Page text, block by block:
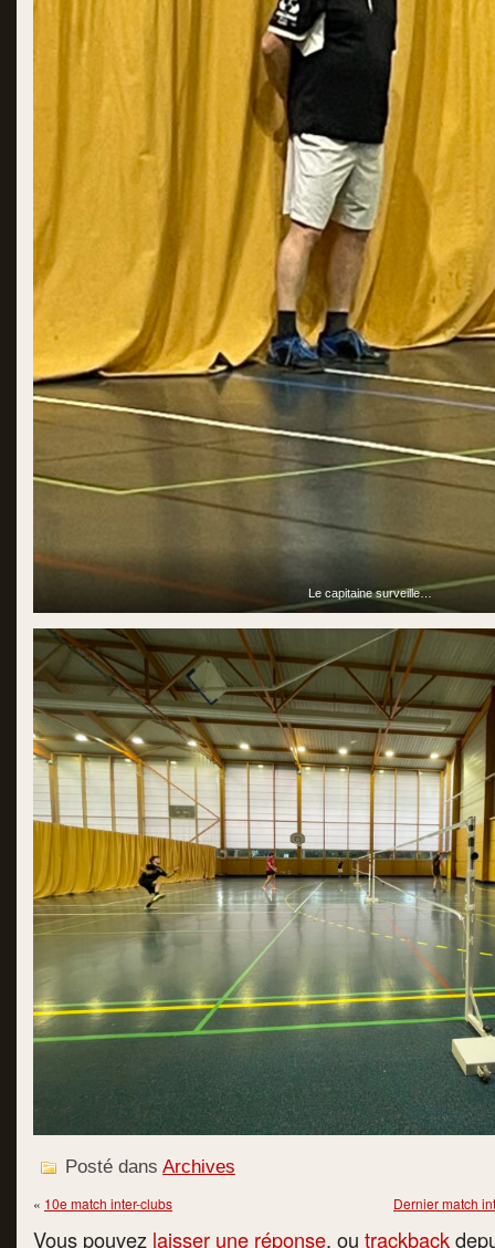
Le capitaine surveille…
Posté dans Archives
« 10e match inter-clubs Dernier match
Vous pouvez laisser une réponse, ou trackback